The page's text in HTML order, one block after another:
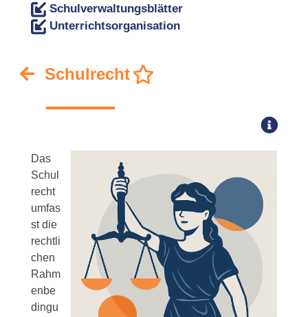
Schulverwaltungsblätter
Unterrichtsorganisation
Schulrecht
Das
Schul
recht
umfas
st die
rechtli
chen
Rahm
enbe
dingu